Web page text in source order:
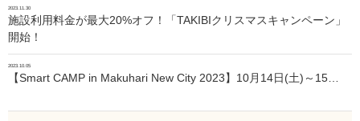
2023.11.30
施設利用料金が最大20%オフ！「TAKIBIクリスマスキャンペーン」
開始！
2023.10.05
【Smart CAMP in Makuhari New City 2023】10月14日(土)～15…